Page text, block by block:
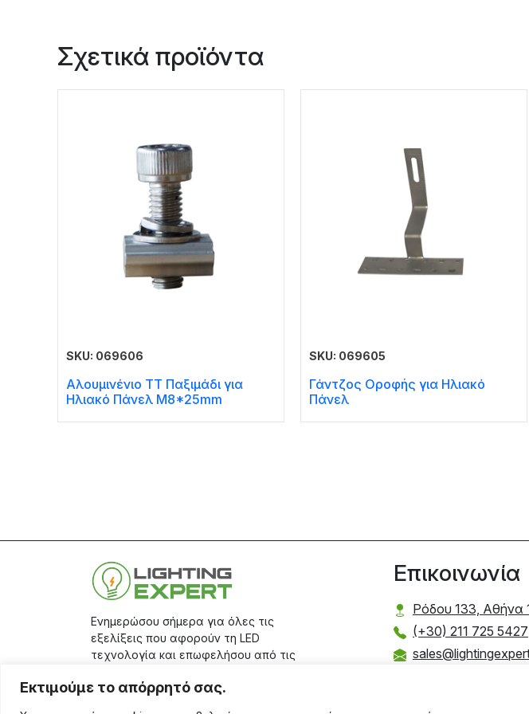
Εκτιμούμε το απόρρητό σας.
Σχετικά προϊόντα
SKU: 069606
Αλουμινένιο ΤΤ Παξιμάδι για
Ηλιακό Πάνελ M8*25mm
SKU: 069605
Γάντζος Οροφής για Ηλιακό
Πάνελ
Ενημερώσου σήμερα για όλες τις
εξελίξεις που αφορούν τη LED
τεχνολογία και επωφελήσου από τις
την εγγραφή σου στοsite.
Επικοινωνία
Ρόδου 133, Αθήνα
(+30) 211 725 5427